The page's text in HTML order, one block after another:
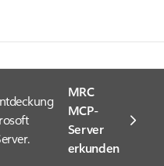
MRC
MCP-
Server
erkunden